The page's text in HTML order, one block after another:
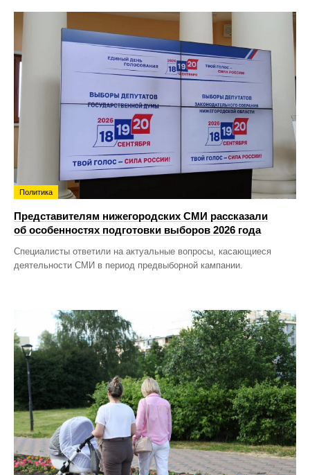
Политика
Представителям нижегородских СМИ рассказали
об особенностях подготовки выборов 2026 года
Специалисты ответили на актуальные вопросы, касающиеся
деятельности СМИ в период предвыборной кампании.